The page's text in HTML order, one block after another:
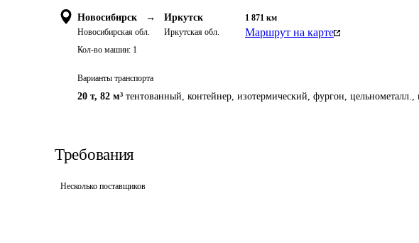
Новосибирск →
Новосибирская обл.
Иркутск
Иркутская обл.
1 871 км
Маршрут на карте
Кол-во машин: 1
Варианты транспорта
20 т, 82 м³ тентованный, контейнер, изотермический, фургон, цельнометалл.,
Требования
Несколько поставщиков